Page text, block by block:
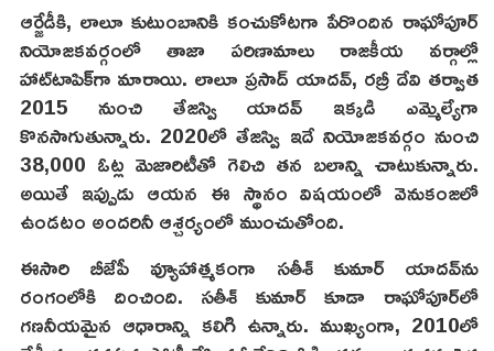
ఆర్జేడీకి, లాలూ కుటుంబానికి కంచుకోటగా పేరొందిన రాఘోపూర్
నియోజకవర్గంలో తాజా పరిణామాలు రాజకీయ వర్గాల్లో
హాట్‌టాపిక్‌గా మారాయి. లాలూ ప్రసాద్ యాదవ్, రబ్రీ దేవి తర్వాత
2015 నుంచి తేజస్వి యాదవ్ ఇక్కడి ఎమ్మెల్యేగా
కొనసాగుతున్నారు. 2020లో తేజస్వి ఇదే నియోజకవర్గం నుంచి
38,000 ఓట్ల మెజారిటీతో గెలిచి తన బలాన్ని చాటుకున్నారు.
అయితే ఇప్పుడు ఆయన ఈ స్థానం విషయంలో వెనుకంజలో
ఉండటం అందరినీ ఆశ్చర్యంలో ముంచుతోంది.
ఈసారి బీజేపీ వ్యూహాత్మకంగా సతీశ్ కుమార్ యాదవ్‌ను
రంగంలోకి దించింది. సతీశ్ కుమార్ కూడా రాఘోపూర్‌లో
గణనీయమైన ఆధారాన్ని కలిగి ఉన్నారు. ముఖ్యంగా, 2010లో